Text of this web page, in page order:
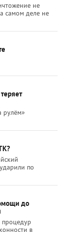
не
самом деле не
рулём»
по
до
процедур
в